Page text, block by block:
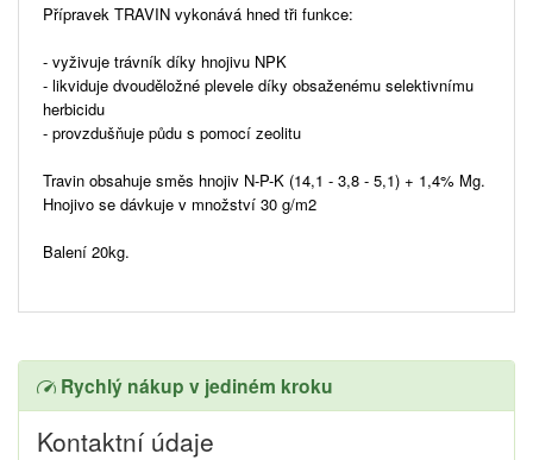
Přípravek TRAVIN vykonává hned tři funkce:
- vyživuje trávník díky hnojivu NPK
- likviduje dvouděložné plevele díky obsaženému selektivnímu
herbicidu
- provzdušňuje půdu s pomocí zeolitu
Travin obsahuje směs hnojiv N-P-K (14,1 - 3,8 - 5,1) + 1,4% Mg.
Hnojivo se dávkuje v množství 30 g/m2
Balení 20kg.
Rychlý nákup v jediném kroku
Kontaktní údaje